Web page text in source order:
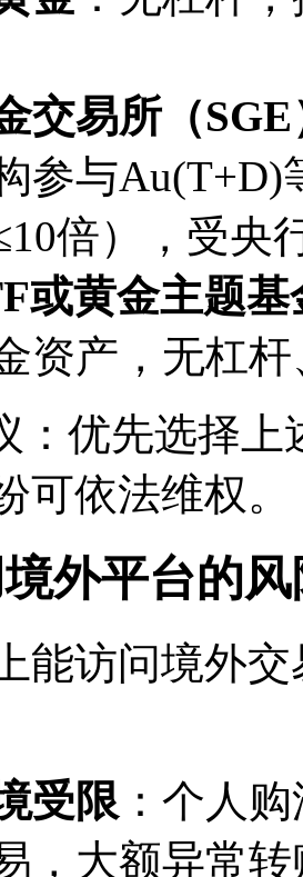
交易所（
参与Au(T+D)
倍），受央
或黄金主题基
资产，无杠
：优先选择
可依法维权。
外平台的
能访问境外
受限 ：个人
，大额异常